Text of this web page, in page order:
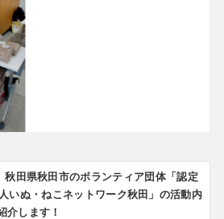
秋田県秋田市のボランティア団体「認定
いぬ・ねこネットワーク秋田」の活動内
介します！